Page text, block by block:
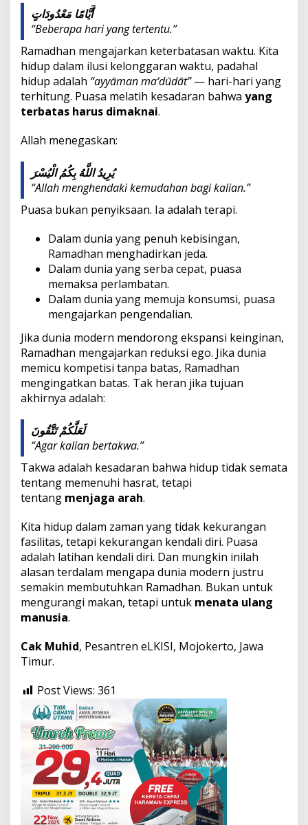
أَيَّامًا مَعْدُودَاتٍ
“Beberapa hari yang tertentu.”
Ramadhan mengajarkan keterbatasan waktu. Kita
hidup dalam ilusi kelonggaran waktu, padahal
hidup adalah “ayyāman ma‘dūdāt”— hari-hari yang
terhitung. Puasa melatih kesadaran bahwa yang
terbatas harus dimaknai.
Allah menegaskan:
يُرِيدُ اللَّهُ بِكُمُ الْيُسْرَ
“Allah menghendaki kemudahan bagi kalian.”
Puasa bukan penyiksaan. Ia adalah terapi.
Dalam dunia yang penuh kebisingan,
Ramadhan menghadirkan jeda.
Dalam dunia yang serba cepat, puasa
memaksa perlambatan.
Dalam dunia yang memuja konsumsi, puasa
mengajarkan pengendalian.
Jika dunia modern mendorong ekspansi keinginan,
Ramadhan mengajarkan reduksi ego. Jika dunia
memicu kompetisi tanpa batas, Ramadhan
mengingatkan batas. Tak heran jika tujuan
akhirnya adalah:
لَعَلَّكُمْ تَتَّقُونَ
“Agar kalian bertakwa.”
Takwa adalah kesadaran bahwa hidup tidak semata
tentang memenuhi hasrat, tetapi
tentang menjaga arah.
Kita hidup dalam zaman yang tidak kekurangan
fasilitas, tetapi kekurangan kendali diri. Puasa
adalah latihan kendali diri. Dan mungkin inilah
alasan terdalam mengapa dunia modern justru
semakin membutuhkan Ramadhan. Bukan untuk
mengurangi makan, tetapi untuk menata ulang
manusia.
Cak Muhid, Pesantren eLKISI, Mojokerto, Jawa
Timur.
Post Views: 361